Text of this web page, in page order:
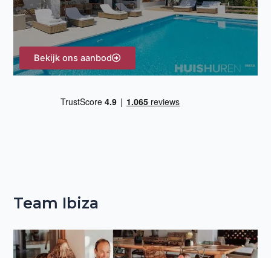
:
Bekijk ons aanbod
Team Ibiza